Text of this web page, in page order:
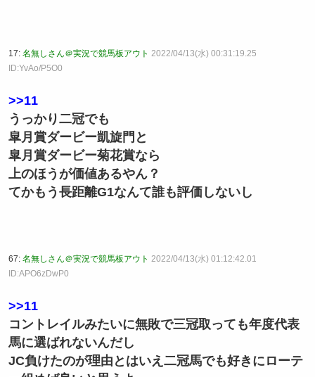
17: 名無しさん＠実況で競馬板アウト 2022/04/13(水) 00:31:19.25
ID:YvAo/P5O0
>>11
うっかり二冠でも
皐月賞ダービー凱旋門と
皐月賞ダービー菊花賞なら
上のほうが価値あるやん？
てかもう長距離G1なんて誰も評価しないし
67: 名無しさん＠実況で競馬板アウト 2022/04/13(水) 01:12:42.01
ID:APO6zDwP0
>>11
コントレイルみたいに無敗で三冠取っても年度代表
馬に選ばれないんだし
JC負けたのが理由とはいえ二冠馬でも好きにローテ